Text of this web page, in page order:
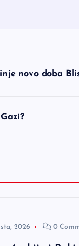
novo doba
2026 0